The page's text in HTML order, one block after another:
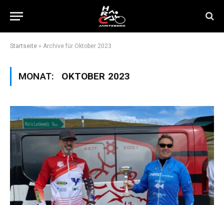
Startseite » Archive für Oktober 2023
MONAT: OKTOBER 2023